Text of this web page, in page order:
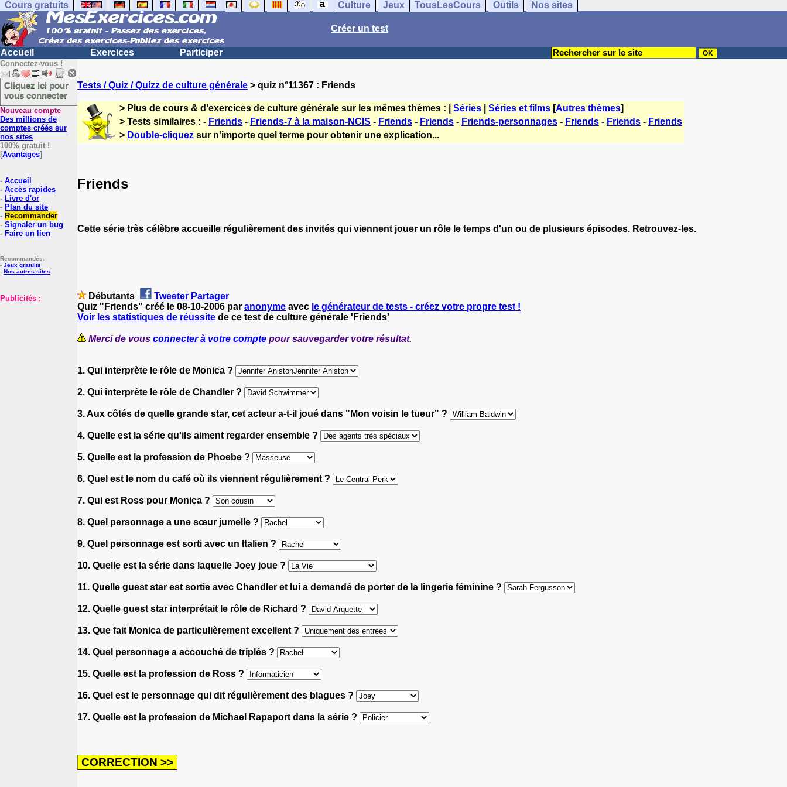
Cours gratuits Culture Jeux TousLesCours Outils Nos sites
Créer un test
Accueil Exercices Participer
Connectez-vous !
Cliquez ici pour
vous connecter
Nouveau compte
Des millions de
comptes créés sur
nos sites
100% gratuit !
[Avantages]
- Accueil
- Accès rapides
- Livre d'or
- Plan du site
- Recommander
- Signaler un bug
- Faire un lien
Recommandés:
- Jeux gratuits
- Nos autres sites
Publicités :
Tests / Quiz / Quizz de culture générale > quiz n°11367 : Friends
> Plus de cours & d'exercices de culture générale sur les mêmes thèmes : | Séries Séries et films [Autres thèmes]
> Tests similaires : - Friends - Friends-7 à la maison-NCIS - Friends - Friends - Friends-personnages - Friends - Friends - Friends
> Double-cliquez sur n'importe quel terme pour obtenir une explication...
Friends
Cette série très célèbre accueille régulièrement des invités qui viennent jouer un rôle le temps d'un ou de plusieurs épisodes. Retrouvez-les.
Débutants Tweeter Partager
Quiz "Friends" créé le 08-10-2006 par anonyme avec le générateur de tests - créez votre propre test !
Voir les statistiques de réussite de ce test de culture générale 'Friends'
Merci de vous connecter à votre compte pour sauvegarder votre résultat.
1. Qui interprète le rôle de Monica ?
2. Qui interprète le rôle de Chandler ?
3. Aux côtés de quelle grande star, cet acteur a-t-il joué dans "Mon voisin le tueur" ?
4. Quelle est la série qu'ils aiment regarder ensemble ?
5. Quelle est la profession de Phoebe ?
6. Quel est le nom du café où ils viennent régulièrement ?
7. Qui est Ross pour Monica ?
8. Quel personnage a une sœur jumelle ?
9. Quel personnage est sorti avec un Italien ?
10. Quelle est la série dans laquelle Joey joue ?
11. Quelle guest star est sortie avec Chandler et lui a demandé de porter de la lingerie féminine ?
12. Quelle guest star interprétait le rôle de Richard ?
13. Que fait Monica de particulièrement excellent ?
14. Quel personnage a accouché de triplés ?
15. Quelle est la profession de Ross ?
16. Quel est le personnage qui dit régulièrement des blagues ?
17. Quelle est la profession de Michael Rapaport dans la série ?